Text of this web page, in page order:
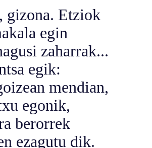
gizona. Etziok
egin
zaharrak...
egik:
mendian,
egonik,
dik.